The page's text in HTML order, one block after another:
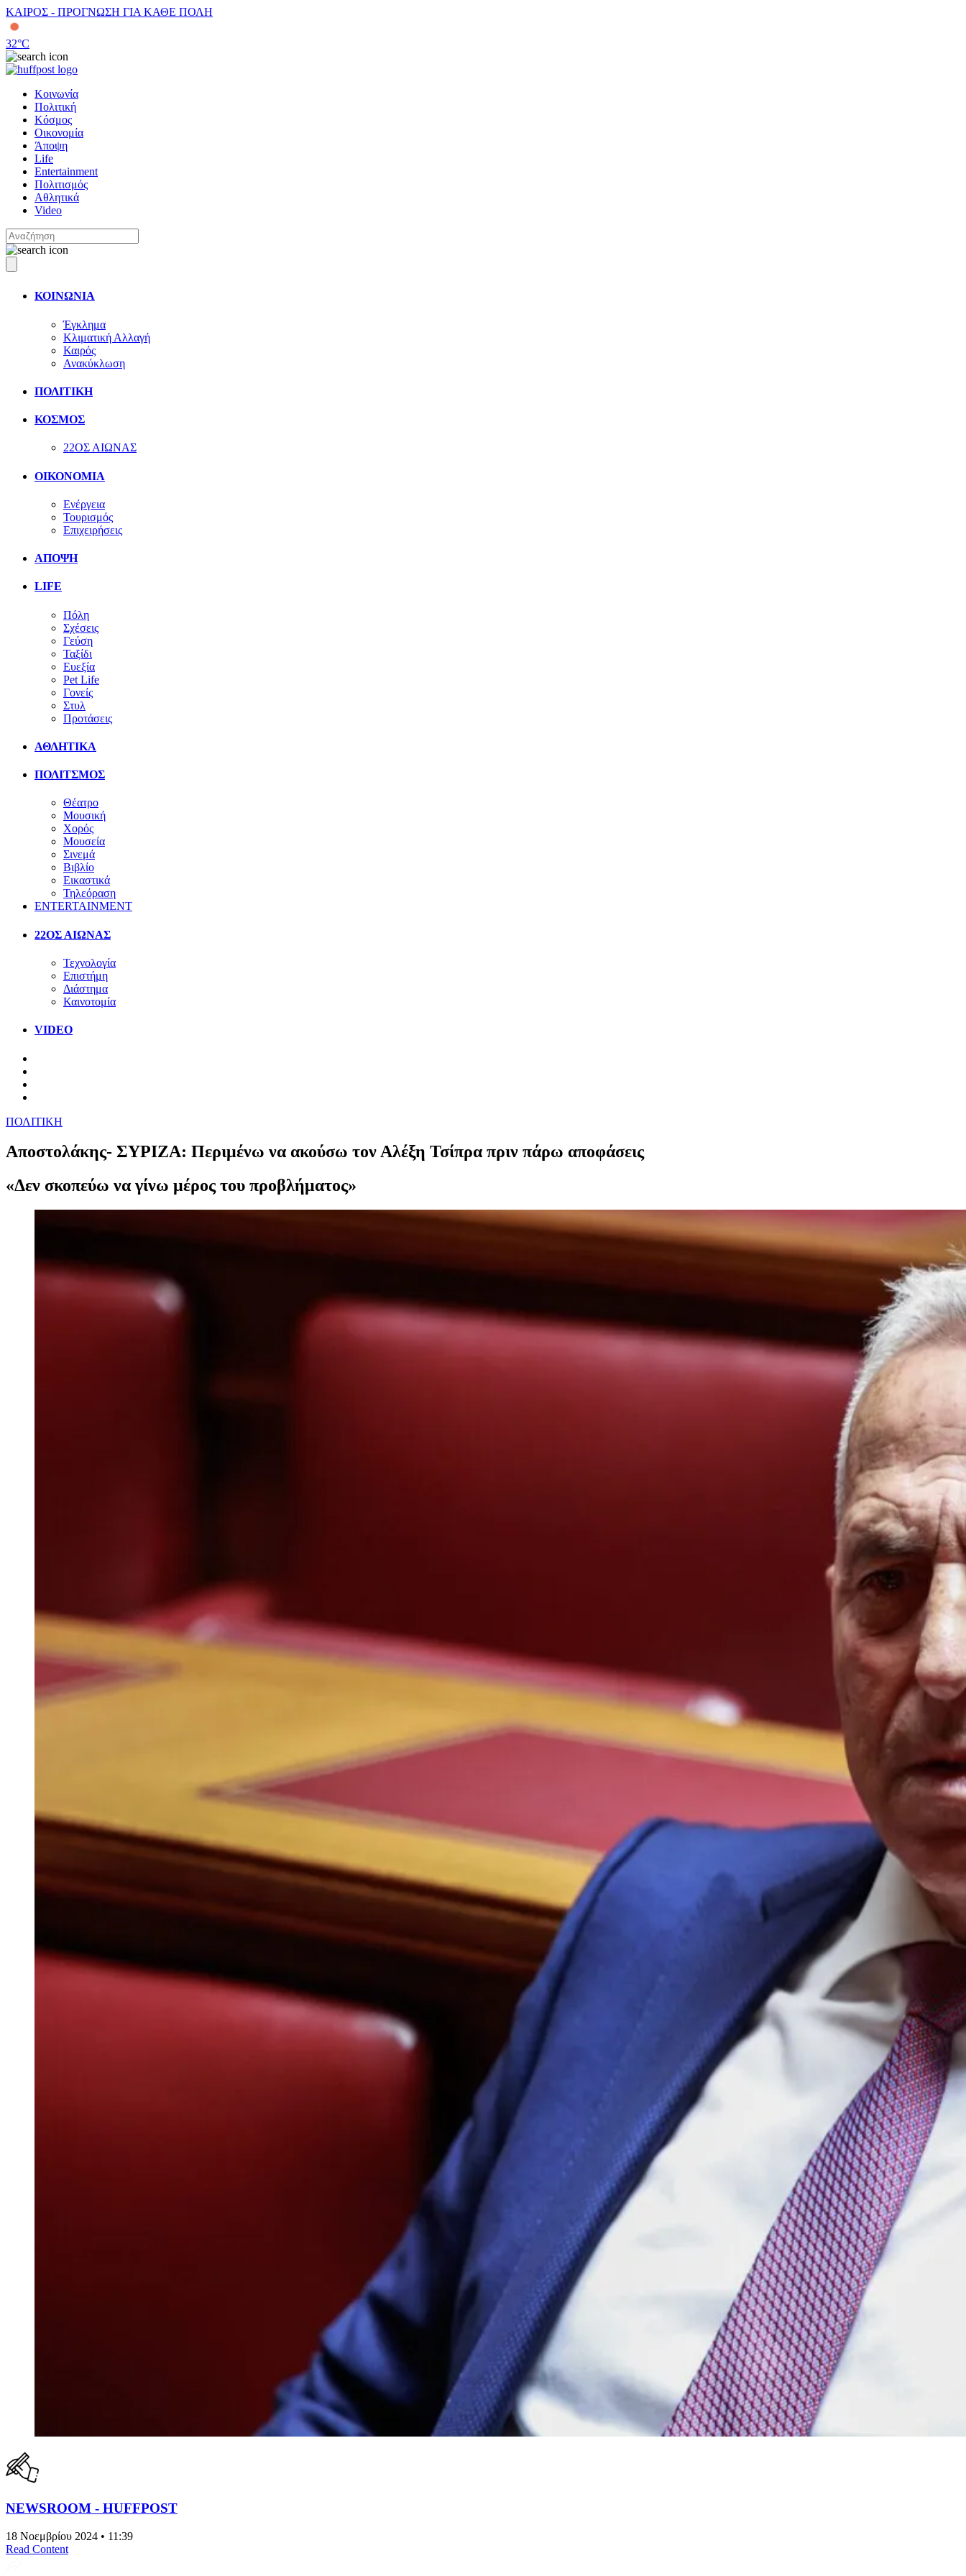
ΚΑΙΡΟΣ - ΠΡΟΓΝΩΣΗ ΓΙΑ ΚΑΘΕ ΠΟΛΗ
32°C
Κοινωνία
Πολιτική
Κόσμος
Οικονομία
Άποψη
Life
Entertainment
Πολιτισμός
Αθλητικά
Video
ΚΟΙΝΩΝΙΑ
Έγκλημα
Κλιματική Αλλαγή
Καιρός
Ανακύκλωση
ΠΟΛΙΤΙΚΗ
ΚΟΣΜΟΣ
22ΟΣ ΑΙΩΝΑΣ
ΟΙΚΟΝΟΜΙΑ
Ενέργεια
Τουρισμός
Επιχειρήσεις
ΑΠΟΨΗ
LIFE
Πόλη
Σχέσεις
Γεύση
Ταξίδι
Ευεξία
Pet Life
Γονείς
Στυλ
Προτάσεις
ΑΘΛΗΤΙΚΑ
ΠΟΛΙΤΣΜΟΣ
Θέατρο
Μουσική
Χορός
Μουσεία
Σινεμά
Βιβλίο
Εικαστικά
Τηλεόραση
ENTERTAINMENT
22ΟΣ ΑΙΩΝΑΣ
Τεχνολογία
Επιστήμη
Διάστημα
Καινοτομία
VIDEO
ΠΟΛΙΤΙΚΗ
Αποστολάκης- ΣΥΡΙΖΑ: Περιμένω να ακούσω τον Αλέξη Τσίπρα πριν πάρω αποφάσεις
«Δεν σκοπεύω να γίνω μέρος του προβλήματος»
NEWSROOM - HUFFPOST
18 Νοεμβρίου 2024 • 11:39
Read Content